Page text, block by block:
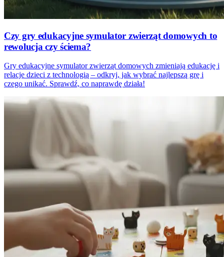
Czy gry edukacyjne symulator zwierząt domowych to
rewolucja czy ściema?
Gry edukacyjne symulator zwierząt domowych zmieniają edukację i
relacje dzieci z technologią – odkryj, jak wybrać najlepszą grę i
czego unikać. Sprawdź, co naprawdę działa!